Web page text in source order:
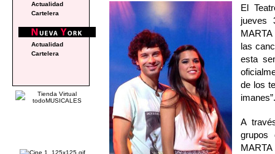
El
jueves
las
esta
de los
A
grupos
Actualidad
Cartelera
Actualidad
Cartelera